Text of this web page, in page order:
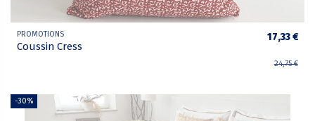
PROMOTIONS
Coussin Cress
17,33 €
24,75 €
-30%